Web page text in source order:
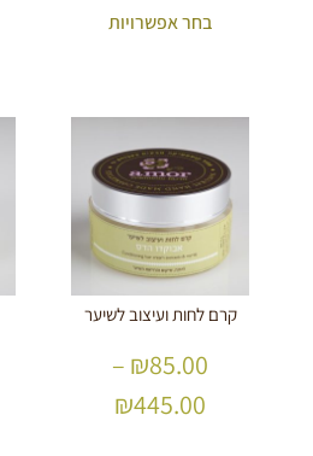
בחר אפשרויות
קרם לחות ועיצוב לשיער
₪85.00
–
₪445.00